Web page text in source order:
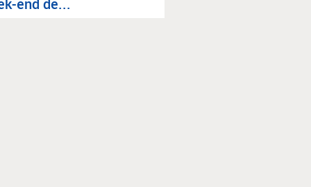
end de...